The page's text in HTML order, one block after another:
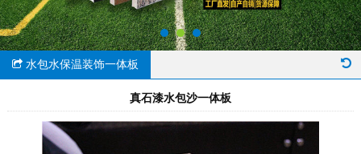
水包水保温装饰一体板
真石漆水包沙一体板